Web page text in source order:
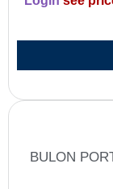
BULON